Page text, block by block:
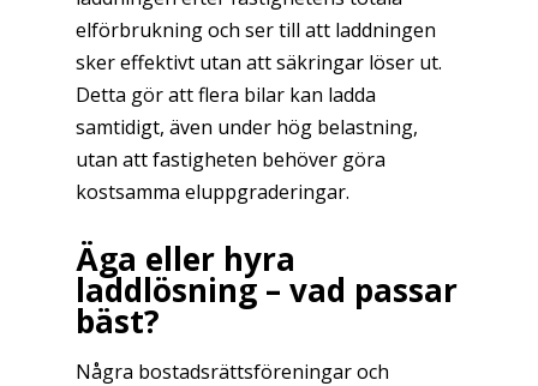
elförbrukning och ser till att laddningen
sker effektivt utan att säkringar löser ut.
Detta gör att flera bilar kan ladda
samtidigt, även under hög belastning,
utan att fastigheten behöver göra
kostsamma eluppgraderingar.
Äga eller hyra
laddlösning – vad passar
bäst?
Några bostadsrättsföreningar och